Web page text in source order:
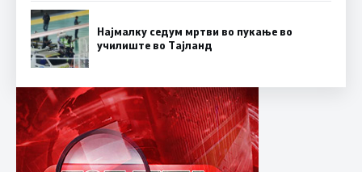
Најмалку седум мртви во пукање во
училиште во Тајланд